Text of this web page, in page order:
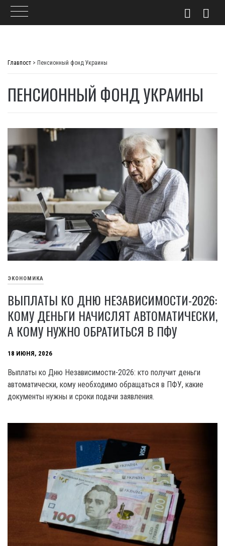
Главпост > Пенсионный фонд Украины
ПЕНСИОННЫЙ ФОНД УКРАИНЫ
ЭКОНОМИКА
ВЫПЛАТЫ КО ДНЮ НЕЗАВИСИМОСТИ-2026:
КОМУ ДЕНЬГИ НАЧИСЛЯТ АВТОМАТИЧЕСКИ,
А КОМУ НУЖНО ОБРАТИТЬСЯ В ПФУ
18 ИЮНЯ, 2026
Выплаты ко Дню Независимости-2026: кто получит деньги
автоматически, кому необходимо обращаться в ПФУ, какие
документы нужны и сроки подачи заявления.